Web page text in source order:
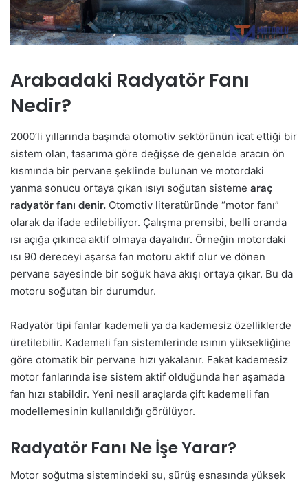
Arabadaki Radyatör Fanı
Nedir?
2000’li yıllarında başında otomotiv sektörünün icat ettiği bir
sistem olan, tasarıma göre değişse de genelde aracın ön
kısmında bir pervane şeklinde bulunan ve motordaki
yanma sonucu ortaya çıkan ısıyı soğutan sisteme araç
radyatör fanı denir. Otomotiv literatüründe “motor fanı”
olarak da ifade edilebiliyor. Çalışma prensibi, belli oranda
ısı açığa çıkınca aktif olmaya dayalıdır. Örneğin motordaki
ısı 90 dereceyi aşarsa fan motoru aktif olur ve dönen
pervane sayesinde bir soğuk hava akışı ortaya çıkar. Bu da
motoru soğutan bir durumdur.
Radyatör tipi fanlar kademeli ya da kademesiz özelliklerde
üretilebilir. Kademeli fan sistemlerinde ısının yüksekliğine
göre otomatik bir pervane hızı yakalanır. Fakat kademesiz
motor fanlarında ise sistem aktif olduğunda her aşamada
fan hızı stabildir. Yeni nesil araçlarda çift kademeli fan
modellemesinin kullanıldığı görülüyor.
Radyatör Fanı Ne İşe Yarar?
Motor soğutma sistemindeki su, sürüş esnasında yüksek